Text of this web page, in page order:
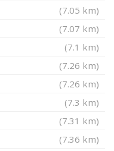
(7.05 km)
(7.07 km)
(7.1 km)
(7.26 km)
(7.26 km)
(7.3 km)
(7.31 km)
(7.36 km)